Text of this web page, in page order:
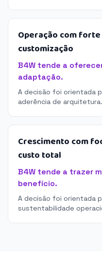
Operação com
customização
B4W tende a
adaptação.
A decisão foi orientada
aderência de arquitetura.
Crescimento com
custo total
B4W tende a trazer
benefício.
A decisão foi orientada
sustentabilidade